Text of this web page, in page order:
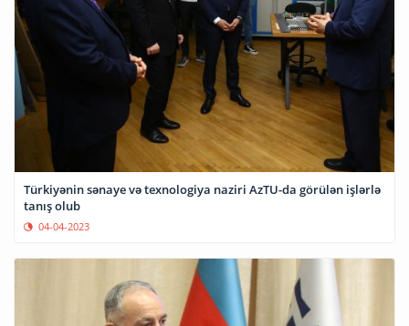
Türkiyənin sənaye və texnologiya naziri AzTU-da görülən işlərlə
tanış olub
04-04-2023